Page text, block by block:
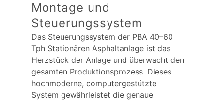
Montage und
Steuerungssystem
Das Steuerungssystem der PBA 40–60
Tph Stationären Asphaltanlage ist das
Herzstück der Anlage und überwacht den
gesamten Produktionsprozess. Dieses
hochmoderne, computergestützte
System gewährleistet die genaue